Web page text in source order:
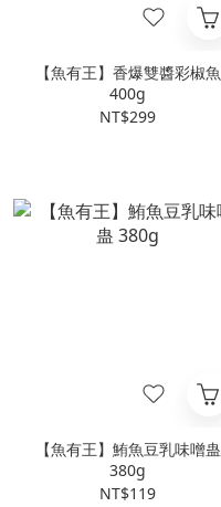
【魚有王】香爆雙醬彩椒魚
400g
NT$299
【魚有王】鮪魚豆乳味噌蛊
380g
NT$119